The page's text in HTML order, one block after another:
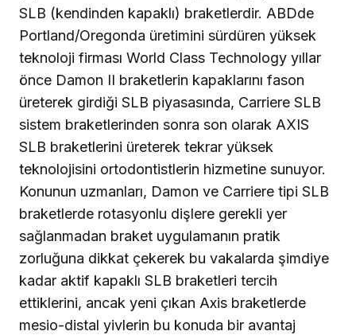
SLB (kendinden kapaklı) braketlerdir. ABDde
Portland/Oregonda üretimini sürdüren yüksek
teknoloji firması World Class Technology yıllar
önce Damon II braketlerin kapaklarını fason
üreterek girdiği SLB piyasasında, Carriere SLB
sistem braketlerinden sonra son olarak AXIS
SLB braketlerini üreterek tekrar yüksek
teknolojisini ortodontistlerin hizmetine sunuyor.
Konunun uzmanları, Damon ve Carriere tipi SLB
braketlerde rotasyonlu dişlere gerekli yer
sağlanmadan braket uygulamanın pratik
zorluğuna dikkat çekerek bu vakalarda şimdiye
kadar aktif kapaklı SLB braketleri tercih
ettiklerini, ancak yeni çıkan Axis braketlerde
mesio-distal yivlerin bu konuda bir avantaj